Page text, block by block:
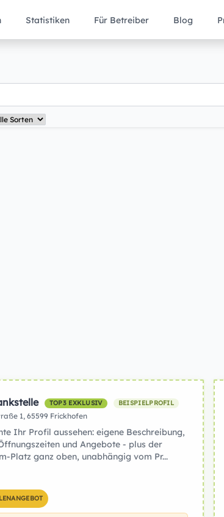
Statistiken Für Betreiber Blog
TOP3 EXKLUSIV BEISPIELPROFIL
1, 65599 Frickhofen
Ihr Profil aussehen: eigene Beschreibung,
und Angebote - plus der
Platz ganz oben, unabhängig vom Pr...